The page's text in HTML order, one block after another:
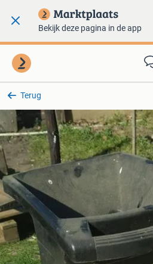
Bekijk deze pagina in de app
Terug